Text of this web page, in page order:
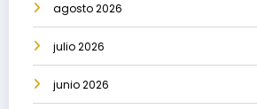
agosto 2026
julio 2026
junio 2026